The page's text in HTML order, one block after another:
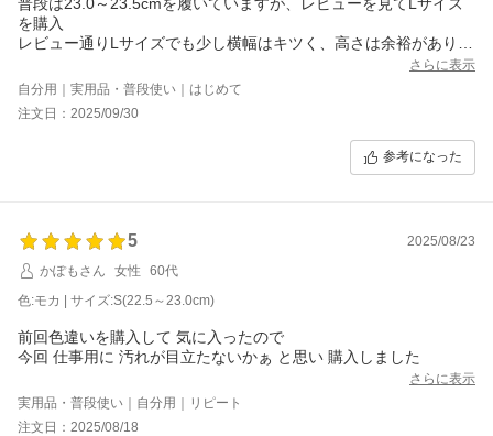
を購入
レビュー通りLサイズでも少し横幅はキツく、高さは余裕がありま
厚めのインソールを入れようと思いましたが、中敷きが粘着？張
り付いてるので取り外ししずらいのは少しマイナスでした。
デザインはとても可愛いので大満足です。
これから履いてみて馴染んでいくようであれば、リピートすると
さらに表示
自分用｜実用品・普段使い｜はじめて
注文日：2025/09/30
参考になった
5
2025/08/23
かぽもさん
女性
60代
色:モカ | サイズ:S(22.5～23.0cm)
前回色違いを購入して 気に入ったので
今回 仕事用に 汚れが目立たないかぁ と思い 購入しました
さらに表示
実用品・普段使い｜自分用｜リピート
注文日：2025/08/18